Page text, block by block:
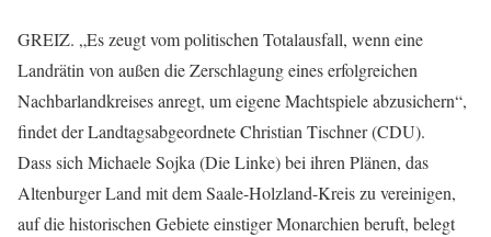
GREIZ. „Es zeugt vom politischen Totalausfall, wenn eine
Landrätin von außen die Zerschlagung eines erfolgreichen
Nachbarlandkreises anregt, um eigene Machtspiele abzusichern“,
findet der Landtagsabgeordnete Christian Tischner (CDU).
Dass sich Michaele Sojka (Die Linke) bei ihren Plänen, das
Altenburger Land mit dem Saale-Holzland-Kreis zu vereinigen,
auf die historischen Gebiete einstiger Monarchien beruft, belegt